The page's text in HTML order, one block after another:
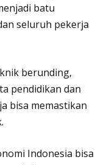
batu
seluruh pekerja
berunding,
pendidikan dan
bisa memastikan
Indonesia bisa